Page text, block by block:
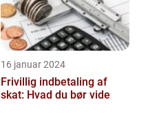
16 januar 2024
Frivillig indbetaling af
skat: Hvad du bør vide